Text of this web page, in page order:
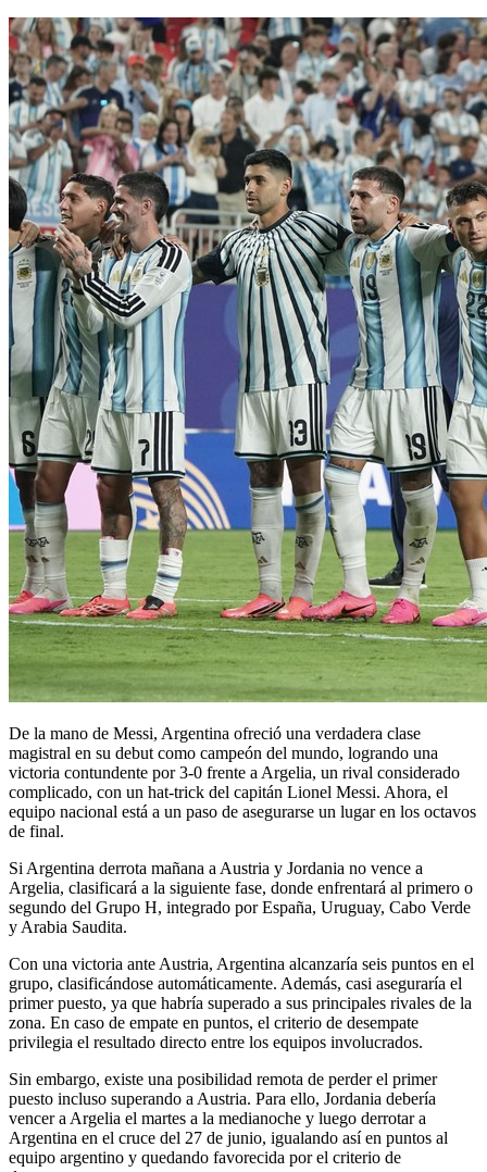
De la mano de Messi, Argentina ofreció una verdadera clase
magistral en su debut como campeón del mundo, logrando una
victoria contundente por 3-0 frente a Argelia, un rival considerado
complicado, con un hat-trick del capitán Lionel Messi. Ahora, el
equipo nacional está a un paso de asegurarse un lugar en los octavos
de final.
Si Argentina derrota mañana a Austria y Jordania no vence a
Argelia, clasificará a la siguiente fase, donde enfrentará al primero o
segundo del Grupo H, integrado por España, Uruguay, Cabo Verde
y Arabia Saudita.
Con una victoria ante Austria, Argentina alcanzaría seis puntos en el
grupo, clasificándose automáticamente. Además, casi aseguraría el
primer puesto, ya que habría superado a sus principales rivales de la
zona. En caso de empate en puntos, el criterio de desempate
privilegia el resultado directo entre los equipos involucrados.
Sin embargo, existe una posibilidad remota de perder el primer
puesto incluso superando a Austria. Para ello, Jordania debería
vencer a Argelia el martes a la medianoche y luego derrotar a
Argentina en el cruce del 27 de junio, igualando así en puntos al
equipo argentino y quedando favorecida por el criterio de